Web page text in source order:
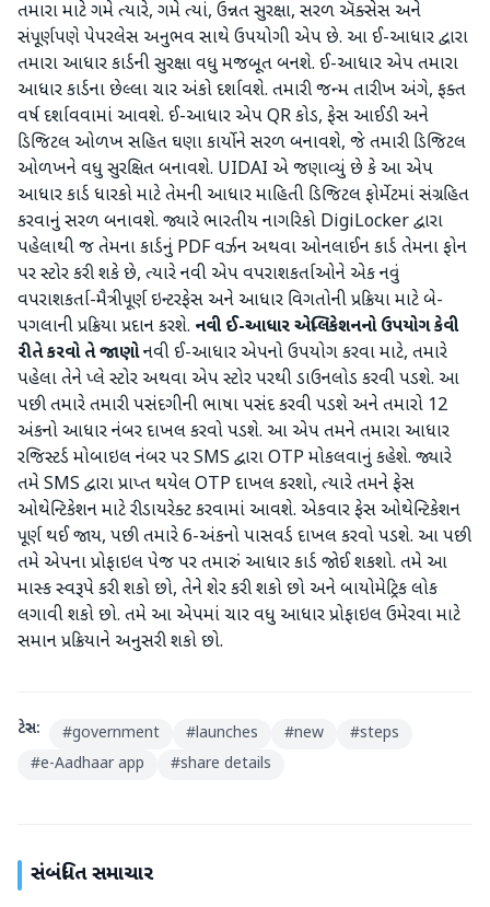
તમારા માટે ગમે ત્યારે, ગમે ત્યાં, ઉન્નત સુરક્ષા, સરળ ઍક્સેસ અને
સંપૂર્ણપણે પેપરલેસ અનુભવ સાથે ઉપયોગી એપ છે. આ ઈ-આધાર દ્વારા
તમારા આધાર કાર્ડની સુરક્ષા વધુ મજબૂત બનશે. ઈ-આધાર એપ તમારા
આધાર કાર્ડના છેલ્લા ચાર અંકો દર્શાવશે. તમારી જન્મ તારીખ અંગે, ફક્ત
વર્ષ દર્શાવવામાં આવશે. ઈ-આધાર એપ QR કોડ, ફેસ આઈડી અને
ડિજિટલ ઓળખ સહિત ઘણા કાર્યોને સરળ બનાવશે, જે તમારી ડિજિટલ
ઓળખને વધુ સુરક્ષિત બનાવશે. UIDAI એ જણાવ્યું છે કે આ એપ
આધાર કાર્ડ ધારકો માટે તેમની આધાર માહિતી ડિજિટલ ફોર્મેટમાં સંગ્રહિત
કરવાનું સરળ બનાવશે. જ્યારે ભારતીય નાગરિકો DigiLocker દ્વારા
પહેલાથી જ તેમના કાર્ડનું PDF વર્ઝન અથવા ઓનલાઈન કાર્ડ તેમના ફોન
પર સ્ટોર કરી શકે છે, ત્યારે નવી એપ વપરાશકર્તાઓને એક નવું
વપરાશકર્તા-મૈત્રીપૂર્ણ ઇન્ટરફેસ અને આધાર વિગતોની પ્રક્રિયા માટે બે-
પગલાની પ્રક્રિયા પ્રદાન કરશે. નવી ઈ-આધાર એપ્લિકેશનનો ઉપયોગ કેવી
રીતે કરવો તે જાણોનવી ઈ-આધાર એપનો ઉપયોગ કરવા માટે, તમારે
પહેલા તેને પ્લે સ્ટોર અથવા એપ સ્ટોર પરથી ડાઉનલોડ કરવી પડશે. આ
પછી તમારે તમારી પસંદગીની ભાષા પસંદ કરવી પડશે અને તમારો 12
અંકનો આધાર નંબર દાખલ કરવો પડશે. આ એપ તમને તમારા આધાર
રજિસ્ટર્ડ મોબાઇલ નંબર પર SMS દ્વારા OTP મોકલવાનું કહેશે. જ્યારે
તમે SMS દ્વારા પ્રાપ્ત થયેલ OTP દાખલ કરશો, ત્યારે તમને ફેસ
ઓથેન્ટિકેશન માટે રીડાયરેક્ટ કરવામાં આવશે. એકવાર ફેસ ઓથેન્ટિકેશન
પૂર્ણ થઈ જાય, પછી તમારે 6-અંકનો પાસવર્ડ દાખલ કરવો પડશે. આ પછી
તમે એપના પ્રોફાઇલ પેજ પર તમારું આધાર કાર્ડ જોઈ શકશો. તમે આ
માસ્ક સ્વરૂપે કરી શકો છો, તેને શેર કરી શકો છો અને બાયોમેટ્રિક લોક
લગાવી શકો છો. તમે આ એપમાં ચાર વધુ આધાર પ્રોફાઇલ ઉમેરવા માટે
સમાન પ્રક્રિયાને અનુસરી શકો છો.
ટેગ્સ: #government #launches #new #steps
#e-Aadhaar app #share details
સંબંધિત સમાચાર